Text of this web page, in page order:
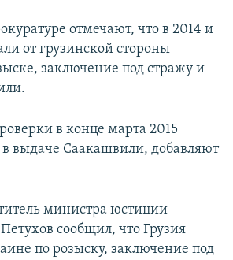
КРЫМА
отмечают, что в 2014 и
от грузинской стороны
заключение под стражу и
в конце марта 2015
выдаче Саакашвили, добавляют
министра юстиции
сообщил, что Грузия
по розыску, заключение под